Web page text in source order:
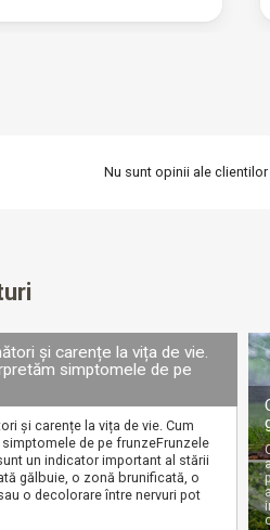
Nu sunt opinii ale
și carențe la vița de vie.
simptomele de pe
și carențe la vița de vie. Cum
de pe frunzeFrunzele
un indicator important al stării
gălbuie, o zonă brunificată, o
o decolorare între nervuri pot